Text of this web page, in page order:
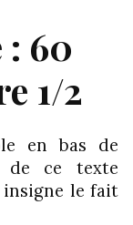
60
1/2
en bas de
de ce texte
insigne le fait